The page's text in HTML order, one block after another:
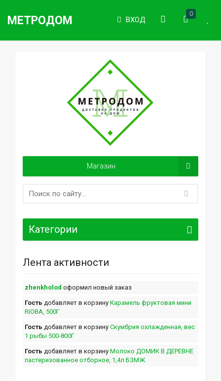
МЕТРОДОМ ВХОД
0
Магазин
Категории
Лента активности
zhenkholod оформил новый заказ
Гость добавляет в корзину Карамель фруктовая мини
RIOBA, 500Г
Гость добавляет в корзину Скумбрия охлажденная, вес
1 рыбы 500-800Г
Гость добавляет в корзину Молоко ДОМИК В ДЕРЕВНЕ
пастеризованное отборное, 1,4л БЗМЖ